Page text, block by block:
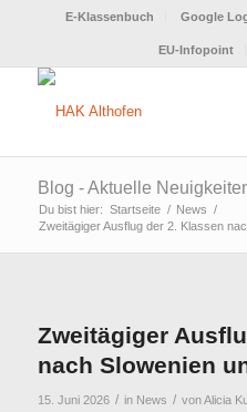
E-Klassenbuch Google
EU-Infopoint
Blog - Aktuelle
Du bist hier: Startseite / News /
Zweitägiger Ausflug der 2. Klassen
Zweitägiger
nach Slowenien
15. Juni 2026 / in News / vonAlicia